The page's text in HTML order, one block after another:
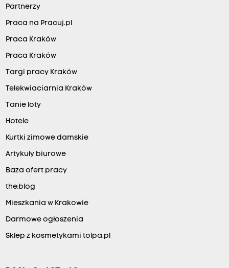
Partnerzy
Praca na Pracuj.pl
Praca Kraków
Praca Kraków
Targi pracy Kraków
Telekwiaciarnia Kraków
Tanie loty
Hotele
Kurtki zimowe damskie
Artykuły biurowe
Baza ofert pracy
the:blog
Mieszkania w Krakowie
Darmowe ogłoszenia
Sklep z kosmetykami tolpa.pl